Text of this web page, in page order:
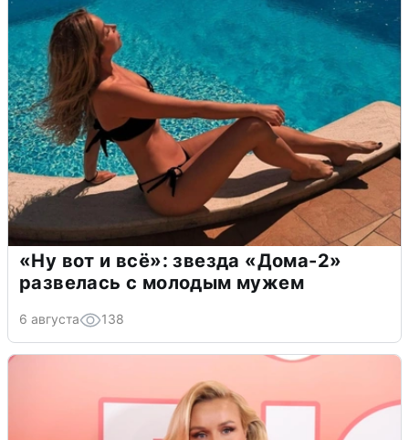
«Ну вот и всё»: звезда «Дома-2»
развелась с молодым мужем
6 августа 138